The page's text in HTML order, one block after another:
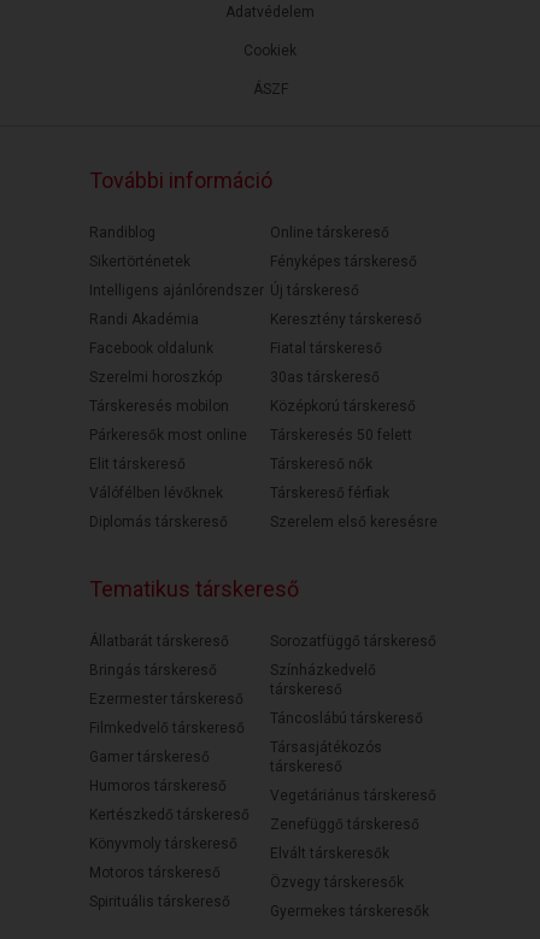
ÁSZF
Adatvédelem
Cookiek
További információ
Randiblog
Sikertörténetek
Intelligens ajánlórendszer
Randi Akadémia
Facebook oldalunk
Szerelmi horoszkóp
Társkeresés mobilon
Párkeresők most online
Elit társkereső
Válófélben lévőknek
Diplomás társkereső
Online társkereső
Fényképes társkereső
Új társkereső
Keresztény társkereső
Fiatal társkereső
30as társkereső
Középkorú társkereső
Társkeresés 50 felett
Társkereső nők
Társkereső férfiak
Szerelem első keresésre
Tematikus társkereső
Állatbarát társkereső
Bringás társkereső
Ezermester társkereső
Filmkedvelő társkereső
Gamer társkereső
Humoros társkereső
Kertészkedő társkereső
Könyvmoly társkereső
Motoros társkereső
Spirituális társkereső
Sorozatfüggő társkereső
Színházkedvelő
társkereső
Táncoslábú társkereső
Társasjátékozós
társkereső
Vegetáriánus társkereső
Zenefüggő társkereső
Elvált társkeresők
Özvegy társkeresők
Gyermekes társkeresők